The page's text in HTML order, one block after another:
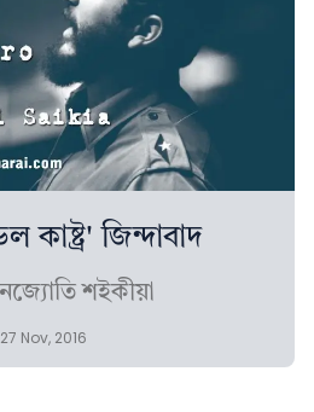
কাষ্ট্ৰ' জিন্দাবাদ
শইকীয়া
27 Nov, 2016